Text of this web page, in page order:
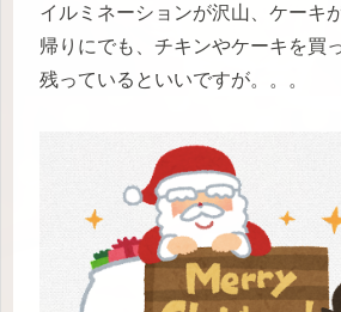
イルミネーションが沢山、ケーキ
帰りにでも、チキンやケーキを買
残っているといいですが。。。